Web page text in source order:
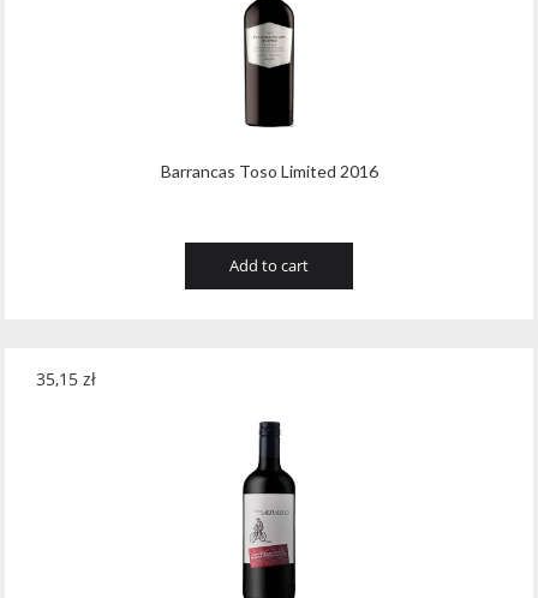
Barrancas Toso Limited 2016
Add to cart
35,15 zł